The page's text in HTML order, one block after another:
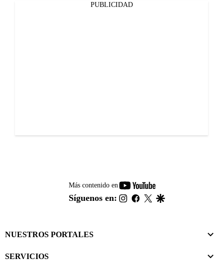
PUBLICIDAD
Más contenido en
youtube-
footer
Síguenos en: instagram
facebook
twitter
NUESTROS PORTALES
SERVICIOS